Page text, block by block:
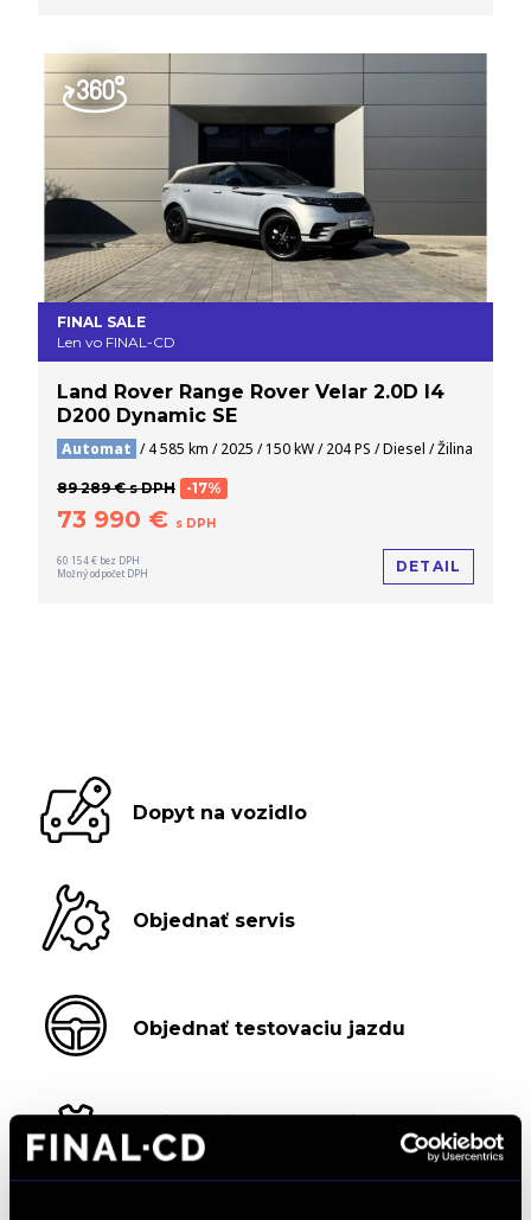
FINAL SALE
Len vo FINAL-CD
Land Rover Range Rover Velar 2.0D I4
D200 Dynamic SE
Automat / 4 585 km / 2025 / 150 kW / 204 PS / Diesel / Žilina
89 289 € s DPH -17%
73 990 € s DPH
60 154 € bez DPH
Možný odpočet DPH
DETAIL
Dopyt na vozidlo
Objednať servis
Objednať testovaciu jazdu
Objednať náhradný diel
a príslušenstvo